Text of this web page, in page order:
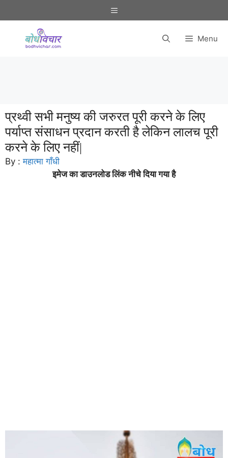
to
Menu
Menu
प्रथ्वी सभी मनुष्य की जरुरत पूरी करने के लिए
पर्याप्त संसाधन प्रदान करती है लेकिन लालच पूरी
करने के लिए नहीं|
By :महात्मा गाँधी
इमेज का डाउनलोड लिंक नीचे दिया गया है